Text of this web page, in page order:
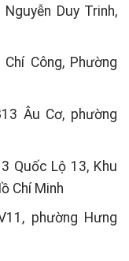
Duy Trinh,
Công, Phường
Âu Cơ, phường
Quốc Lộ 13, Khu
Chí Minh
phường Hưng